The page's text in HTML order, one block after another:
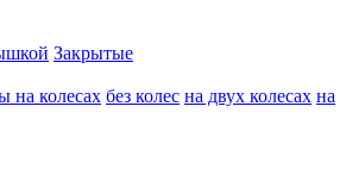
Закрытые
на колесах без колес на двух колесах на